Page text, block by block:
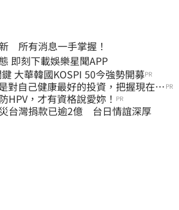
所有消息一手掌握！
一手掌握明星動態 即刻下載娛樂星聞APP
大華韓國KOSPI 50今強勢開募PR
對自己健康最好的投資，把握現在不 PR
HPV，才有資格說愛妳！ PR
台灣捐款已逾2億 台日情誼深厚